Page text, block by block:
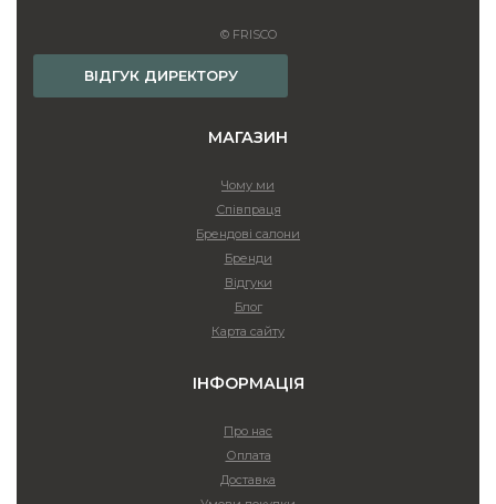
© FRISCO
ВІДГУК ДИРЕКТОРУ
МАГАЗИН
Чому ми
Співпраця
Брендові салони
Бренди
Відгуки
Блог
Карта сайту
ІНФОРМАЦІЯ
Про нас
Оплата
Доставка